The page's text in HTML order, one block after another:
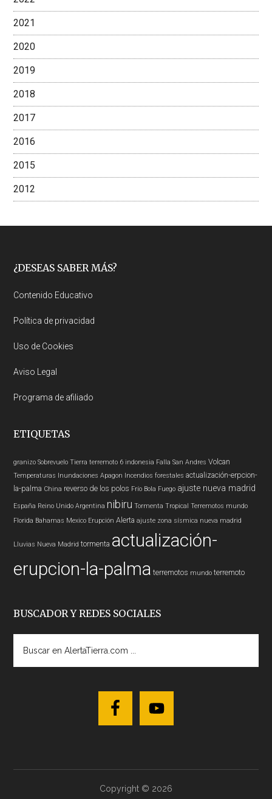
2021
2020
2019
2018
2017
2016
2015
2012
Footer
¿DESEAS SABER MÁS?
Contenido Educativo
Política de privacidad
Uso de Cookies
Aviso Legal
Programa de afiliado
ETIQUETAS
granizo Sobrevuelo Tierra terremoto 6 indonesia Falla San Andres Volcan
Temperaturas Inundaciones Apagon Incendios forestales actualización-erpcion-
la-palma China reverso de los polos Frío Bola Fuego ajuste nueva madrid
España Reino Unido Argentina nibiru Tormenta Tropical Terremotos mundo
Florida Bahamas Mexico Erupción Alerta ajuste zona sísmica nueva madrid
Lluvias Nueva Madrid tormenta actualización-
erupcion-la-palma terremotos mundo terremoto
BUSCADOR Y REDES SOCIALES
AlertaTierra.com
Copyright © 2026